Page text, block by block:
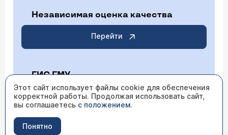
Независимая оценка качества
Перейти
ГИС ГМУ
Перейти
Этот сайт использует файлы cookie для обеспечения
корректной работы. Продолжая использовать сайт,
вы соглашаетесь с положением.
Понятно